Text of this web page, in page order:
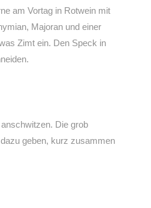
am Vortag in Rotwein mit
Majoran und einer
Zimt ein. Den Speck in
Die grob
geben, kurz zusammen